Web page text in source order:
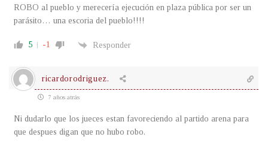
ROBO al pueblo y merecería ejecución en plaza pública por ser un
parásito… una escoria del pueblo!!!!
5 -1 Responder
ricardorodriguez.
7 años atrás
Ni dudarlo que los jueces estan favoreciendo al partido arena para
que despues digan que no hubo robo.